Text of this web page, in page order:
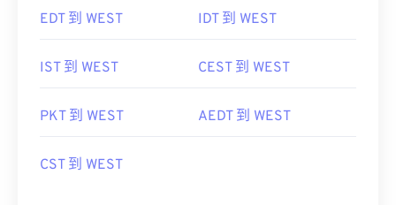
EDT 到 WEST IDT 到 WEST
IST 到 WEST CEST 到 WEST
PKT 到 WEST AEDT 到 WEST
CST 到 WEST